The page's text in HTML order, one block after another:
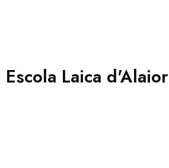
Escola Laica d'Alaior